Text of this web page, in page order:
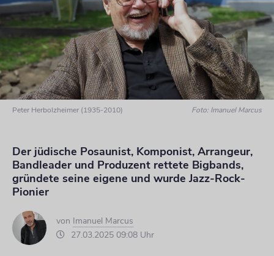
Peter Herbolzheimer (1935-2010) Foto: Imanuel Marcus
Der jüdische Posaunist, Komponist, Arrangeur,
Bandleader und Produzent rettete Bigbands,
gründete seine eigene und wurde Jazz-Rock-
Pionier
von Imanuel Marcus
27.03.2025 09:08 Uhr